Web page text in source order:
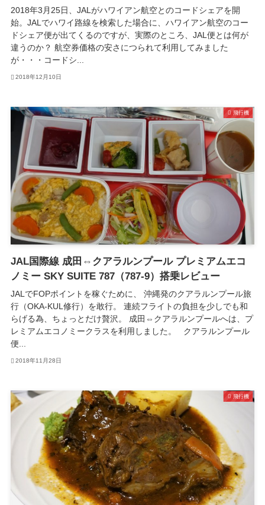
2018年3月25日、JALがハワイアン航空とのコードシェアを開
始。JALでハワイ路線を検索した場合に、ハワイアン航空のコー
ドシェア便が出てくるのですが、実際のところ、JAL便とは何が
違うのか？ 航空券価格の安さにつられて利用してみました
が・・・コードシ...
2018年12月10日
飛行機
JAL国際線 成田⇔クアラルンプール プレミアムエコ
ノミー SKY SUITE 787（787-9）搭乗レビュー
JALでFOPポイントを稼ぐために、 沖縄発のクアラルンプール旅
行（OKA-KUL修行）を敢行。 連続フライトの負担を少しでも和
らげる為、ちょっとだけ贅沢。 成田⇔クアラルンプールへは、プ
レミアムエコノミークラスを利用しました。 クアラルンプール
便...
2018年11月28日
飛行機